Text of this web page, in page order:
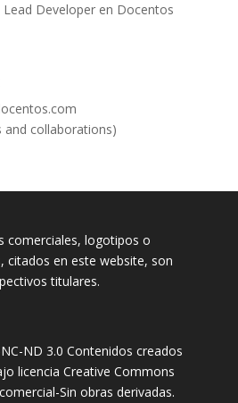
Lead Developer en Docentos
and collaborations)
comerciales, logotipos o
citados en este website, son
titulares.
ND 3.0 Contenidos creados
licencia Creative Commons
Sin obras derivadas.